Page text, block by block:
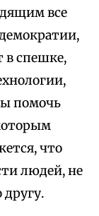
все
в спешке,
помочь
что
людей, не